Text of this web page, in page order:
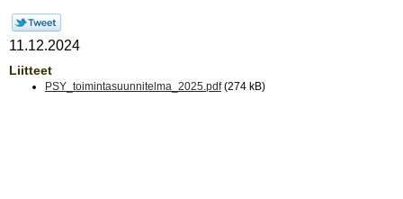
11.12.2024
Liitteet
PSY_toimintasuunnitelma_2025.pdf (274 kB)